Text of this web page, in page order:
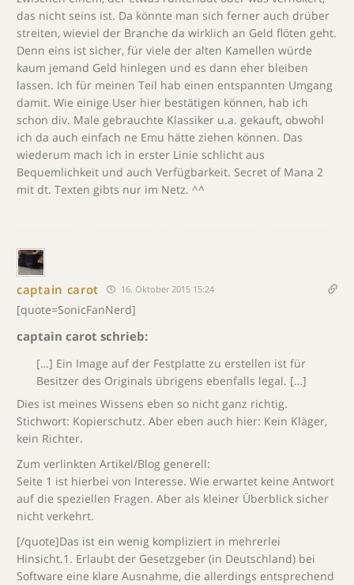
das nicht seins ist. Da könnte man sich ferner auch drüber
streiten, wieviel der Branche da wirklich an Geld flöten geht.
Denn eins ist sicher, für viele der alten Kamellen würde
kaum jemand Geld hinlegen und es dann eher bleiben
lassen. Ich für meinen Teil hab einen entspannten Umgang
damit. Wie einige User hier bestätigen können, hab ich
schon div. Male gebrauchte Klassiker u.a. gekauft, obwohl
ich da auch einfach ne Emu hätte ziehen können. Das
wiederum mach ich in erster Linie schlicht aus
Bequemlichkeit und auch Verfügbarkeit. Secret of Mana 2
mit dt. Texten gibts nur im Netz. ^^
captain carot 16. Oktober 2015 15:24
[quote=SonicFanNerd]
captain carot schrieb:
[…] Ein Image auf der Festplatte zu erstellen ist für
Besitzer des Originals übrigens ebenfalls legal. […]
Dies ist meines Wissens eben so nicht ganz richtig.
Stichwort: Kopierschutz. Aber eben auch hier: Kein Kläger,
kein Richter.
Zum verlinkten Artikel/Blog generell:
Seite 1 ist hierbei von Interesse. Wie erwartet keine Antwort
auf die speziellen Fragen. Aber als kleiner Überblick sicher
nicht verkehrt.
[/quote]Das ist ein wenig kompliziert in mehrerlei
Hinsicht.1. Erlaubt der Gesetzgeber (in Deutschland) bei
Software eine klare Ausnahme, die allerdings entsprechend